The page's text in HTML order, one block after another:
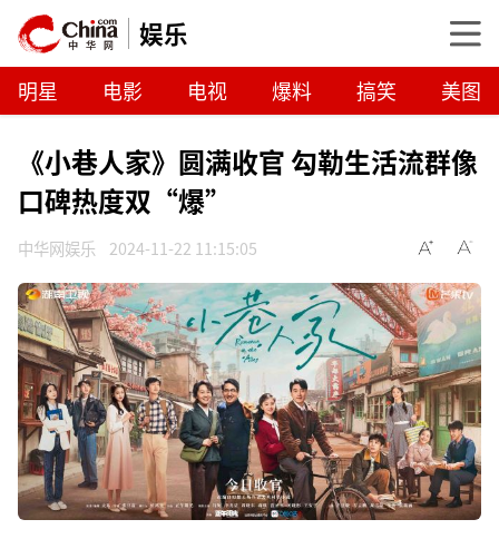
娱乐
明星 电影 电视 爆料 搞笑 美图
《小巷人家》圆满收官 勾勒生活流群像
口碑热度双“爆”
中华网娱乐 2024-11-22 11:15:05